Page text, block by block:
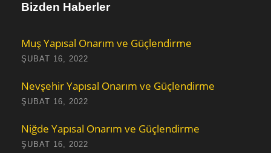
Bizden Haberler
Muş Yapısal Onarım ve Güçlendirme
ŞUBAT 16, 2022
Nevşehir Yapısal Onarım ve Güçlendirme
ŞUBAT 16, 2022
Niğde Yapısal Onarım ve Güçlendirme
ŞUBAT 16, 2022